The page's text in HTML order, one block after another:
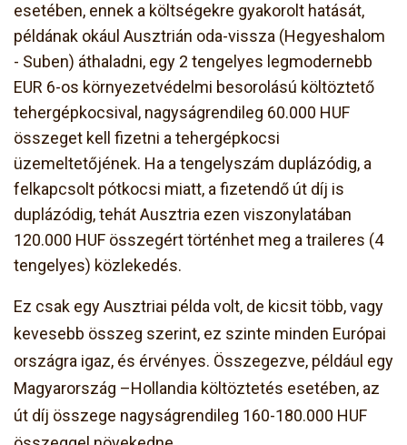
esetében, ennek a költségekre gyakorolt hatását,
példának okául Ausztrián oda-vissza (Hegyeshalom
- Suben) áthaladni, egy 2 tengelyes legmodernebb
EUR 6-os környezetvédelmi besorolású költöztető
tehergépkocsival, nagyságrendileg 60.000 HUF
összeget kell fizetni a tehergépkocsi
üzemeltetőjének. Ha a tengelyszám duplázódig, a
felkapcsolt pótkocsi miatt, a fizetendő út díj is
duplázódig, tehát Ausztria ezen viszonylatában
120.000 HUF összegért történhet meg a traileres (4
tengelyes) közlekedés.
Ez csak egy Ausztriai példa volt, de kicsit több, vagy
kevesebb összeg szerint, ez szinte minden Európai
országra igaz, és érvényes. Összegezve, például egy
Magyarország –Hollandia költöztetés esetében, az
út díj összege nagyságrendileg 160-180.000 HUF